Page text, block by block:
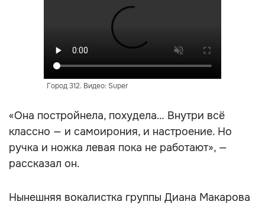
Город 312. Видео: Super
«Она постройнела, похудела… Внутри всё
классно — и самоирония, и настроение. Но
ручка и ножка левая пока не работают», —
рассказал он.
Нынешняя вокалистка группы Диана Макарова